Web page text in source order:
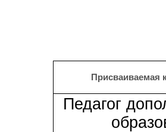
Присваиваемая
Педагог